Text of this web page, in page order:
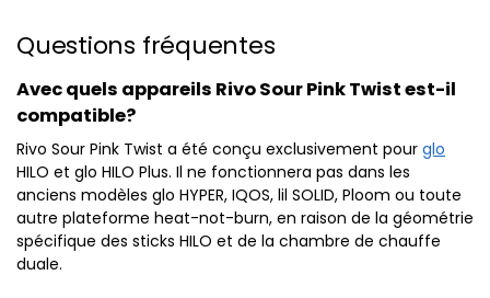
Questions fréquentes
Avec quels appareils Rivo Sour Pink Twist est-il
compatible?
Rivo Sour Pink Twist a été conçu exclusivement pour glo
HILO et glo HILO Plus. Il ne fonctionnera pas dans les
anciens modèles glo HYPER, IQOS, lil SOLID, Ploom ou toute
autre plateforme heat-not-burn, en raison de la géométrie
spécifique des sticks HILO et de la chambre de chauffe
duale.